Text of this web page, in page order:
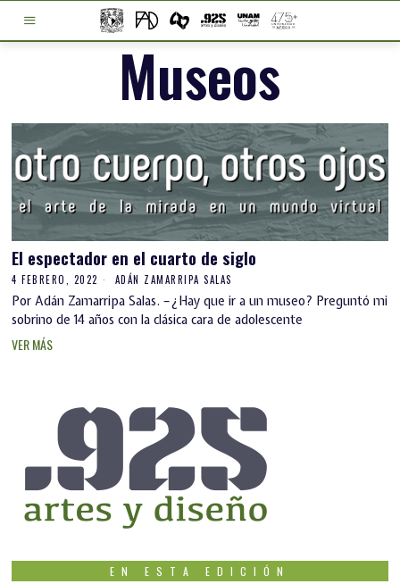
Museos
El espectador en el cuarto de siglo
4 FEBRERO, 2022 ADÁN ZAMARRIPA SALAS
Por Adán Zamarripa Salas. –¿Hay que ir a un museo? Preguntó mi
sobrino de 14 años con la clásica cara de adolescente
VER MÁS
EN ESTA EDICIÓN